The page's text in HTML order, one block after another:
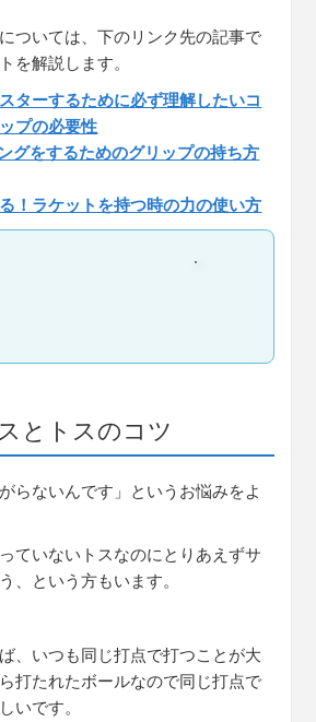
ついては、下のリンク先の記事で
を解説します。
ターするために必ず理解したいコ
プの必要性
グをするためのグリップの持ち方
！ラケットを持つ時の力の使い方
とトスのコツ
らないんです」というお悩みをよ
ていないトスなのにとりあえずサ
、という方もいます。
、いつも同じ打点で打つことが大
打たれたボールなので同じ打点で
いです。